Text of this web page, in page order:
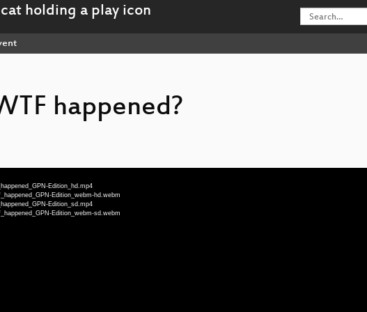
happened?
Edition_hd.mp4
Edition_webm-hd.webm
Edition_sd.mp4
Edition_webm-sd.webm